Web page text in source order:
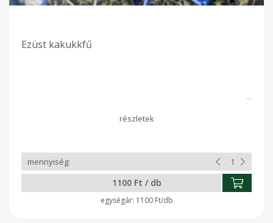
Ezüst kakukkfű
1100 Ft / db
1100 Ft/db